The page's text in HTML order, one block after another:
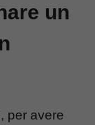
un
per avere